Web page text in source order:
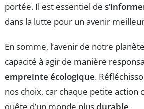
portée. Il est essentiel de
dans la lutte pour un avenir
En somme, l’avenir de notre
capacité à agir de manière
empreinte écologique.
nos choix, car chaque petite action
quête d’un monde plusdurable.